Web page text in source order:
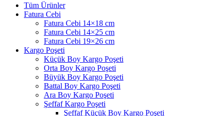
Tüm Ürünler
Fatura Cebi
Fatura Cebi 14×18 cm
Fatura Cebi 14×25 cm
Fatura Cebi 19×26 cm
Kargo Poşeti
Küçük Boy Kargo Poşeti
Orta Boy Kargo Poşeti
Büyük Boy Kargo Poşeti
Battal Boy Kargo Poşeti
Ara Boy Kargo Poşeti
Şeffaf Kargo Poşeti
Şeffaf Küçük Boy Kargo Poşeti